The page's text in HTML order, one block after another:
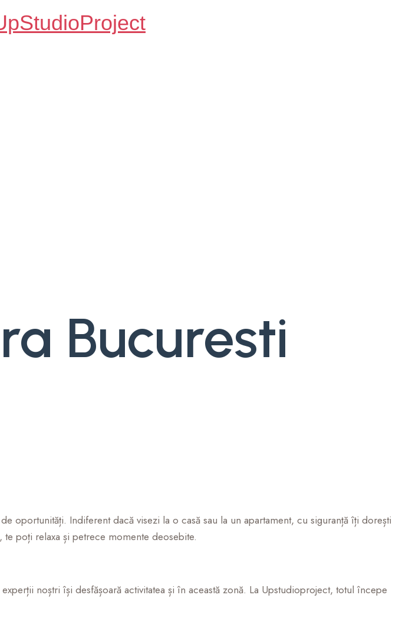
Bucuresti
oportunități. Indiferent dacă visezi la o casă sau la un apartament, cu siguranță îți dorești
poți relaxa și petrece momente deosebite.
noștri își desfășoară activitatea și în această zonă. La Upstudioproject, totul începe